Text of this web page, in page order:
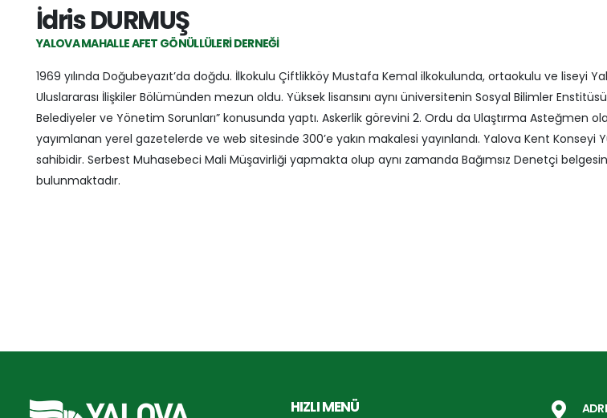
İdris DURMUŞ
YALOVA MAHALLE AFET GÖNÜLLÜLERI DERNEĞI
1969 yılında Doğubeyazıt’da doğdu. İlkokulu Çiftlikköy Mustafa Kemal ilkokulunda, ortaokulu ve liseyi
Uluslararası İlişkiler Bölümünden mezun oldu. Yüksek lisansını aynı üniversitenin Sosyal Bilimler
Belediyeler ve Yönetim Sorunları” konusunda yaptı. Askerlik görevini 2. Ordu da Ulaştırma Asteğmen
yayımlanan yerel gazetelerde ve web sitesinde 300’e yakın makalesi yayınlandı. Yalova Kent
sahibidir. Serbest Muhasebeci Mali Müşavirliği yapmakta olup aynı zamanda Bağımsız Denetçi
bulunmaktadır.
HIZLI MENÜ